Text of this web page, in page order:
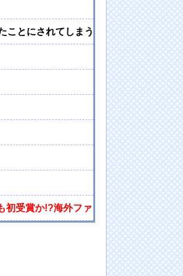
ことにされてしまう
受賞か!?海外ファンが考える本命とは